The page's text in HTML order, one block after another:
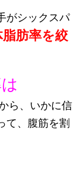
がシックスパ
肪率を絞
ら、いかに信
て、腹筋を割